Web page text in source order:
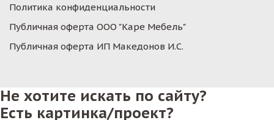
Политика конфиденциальности
Публичная оферта ООО "Каре Мебель"
Публичная оферта ИП Македонов И.С.
Не хотите искать по сайту?
Есть картинка/проект?